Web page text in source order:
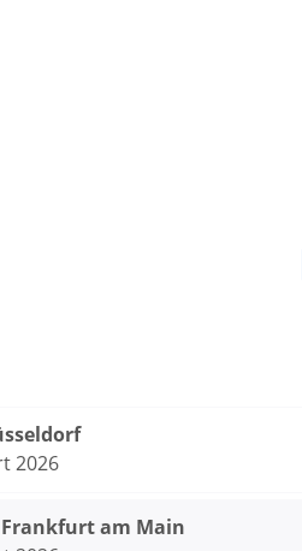
2026
am Main